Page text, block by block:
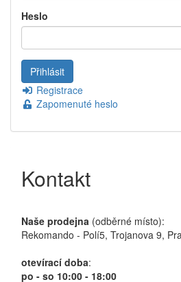
Heslo
Registrace
Zapomenuté heslo
Kontakt
Naše prodejna (odběrné místo):
Rekomando - Polí5, Trojanova 9,
otevírací doba:
po - so 10:00 - 18:00